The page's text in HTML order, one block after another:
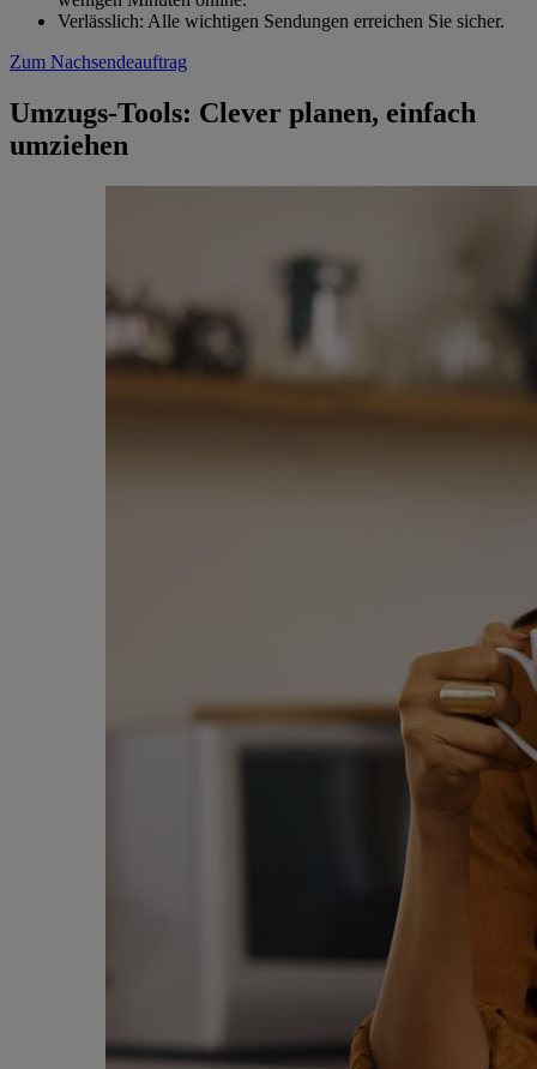
Verlässlich: Alle wichtigen Sendungen erreichen Sie sicher.
Zum Nachsendeauftrag
Umzugs-Tools: Clever planen, einfach
umziehen